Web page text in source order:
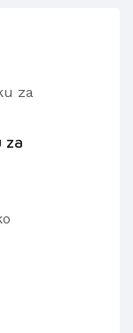
za